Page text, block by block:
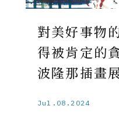
對美好事物
得被肯定
波隆那插畫展
Jul.08.2024